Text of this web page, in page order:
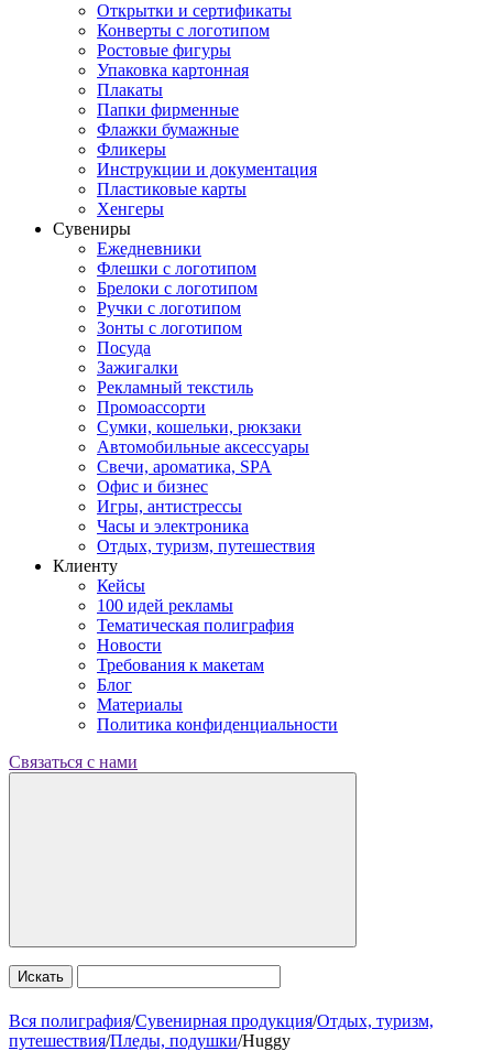
Открытки и сертификаты
Конверты с логотипом
Ростовые фигуры
Упаковка картонная
Плакаты
Папки фирменные
Флажки бумажные
Фликеры
Инструкции и документация
Пластиковые карты
Хенгеры
Сувениры
Ежедневники
Флешки с логотипом
Брелоки с логотипом
Ручки с логотипом
Зонты с логотипом
Посуда
Зажигалки
Рекламный текстиль
Промоассорти
Сумки, кошельки, рюкзаки
Автомобильные аксессуары
Свечи, ароматика, SPA
Офис и бизнес
Игры, антистрессы
Часы и электроника
Отдых, туризм, путешествия
Клиенту
Кейсы
100 идей рекламы
Тематическая полиграфия
Новости
Требования к макетам
Блог
Материалы
Политика конфиденциальности
Связаться с нами
Искать
Вся полиграфия/Сувенирная продукция/Отдых, туризм,
путешествия/Пледы, подушки/Huggy